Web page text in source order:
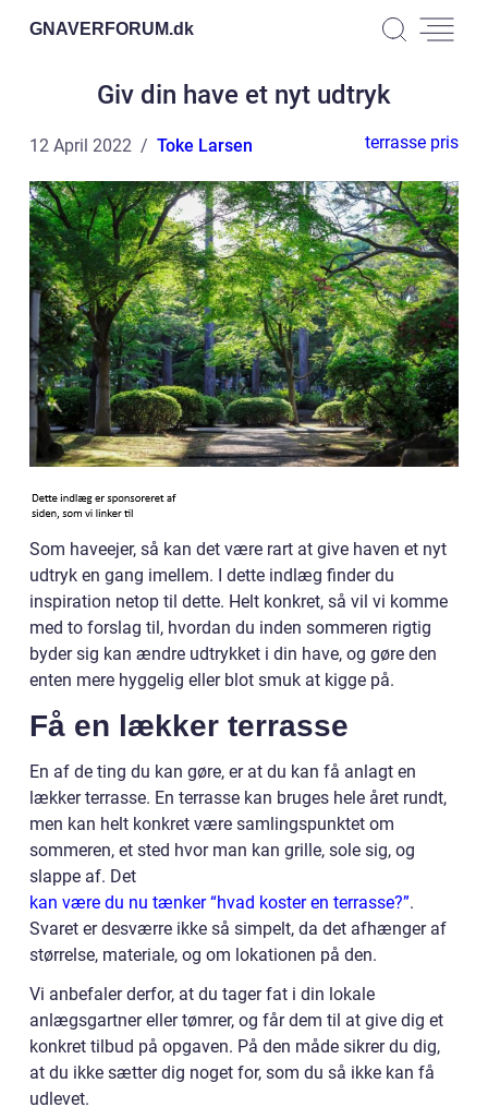
GNAVERFORUM.dk
Giv din have et nyt udtryk
12 April 2022 Toke Larsen terrasse pris
Som haveejer, så kan det være rart at give haven et nyt
udtryk en gang imellem. I dette indlæg finder du
inspiration netop til dette. Helt konkret, så vil vi komme
med to forslag til, hvordan du inden sommeren rigtig
byder sig kan ændre udtrykket i din have, og gøre den
enten mere hyggelig eller blot smuk at kigge på.
Få en lækker terrasse
En af de ting du kan gøre, er at du kan få anlagt en
lækker terrasse. En terrasse kan bruges hele året rundt,
men kan helt konkret være samlingspunktet om
sommeren, et sted hvor man kan grille, sole sig, og
slappe af. Det
kan være du nu tænker “hvad koster en terrasse?”.
Svaret er desværre ikke så simpelt, da det afhænger af
størrelse, materiale, og om lokationen på den.
Vi anbefaler derfor, at du tager fat i din lokale
anlægsgartner eller tømrer, og får dem til at give dig et
konkret tilbud på opgaven. På den måde sikrer du dig,
at du ikke sætter dig noget for, som du så ikke kan få
udlevet.